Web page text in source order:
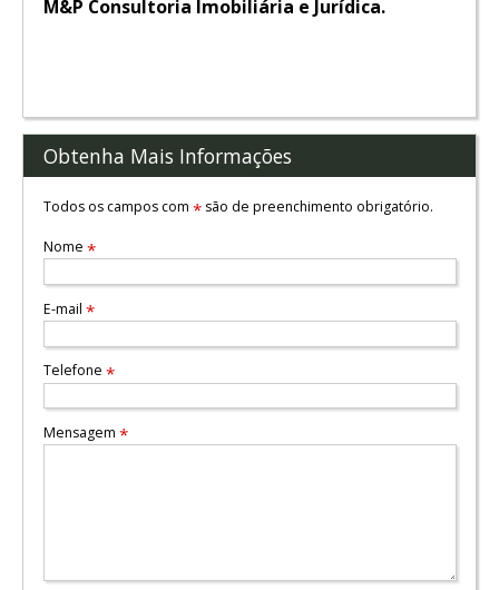
M&P Consultoria Imobiliária e Jurídica.
Obtenha Mais Informações
Todos os campos com *são de preenchimento obrigatório.
Nome *
E-mail *
Telefone *
Mensagem *